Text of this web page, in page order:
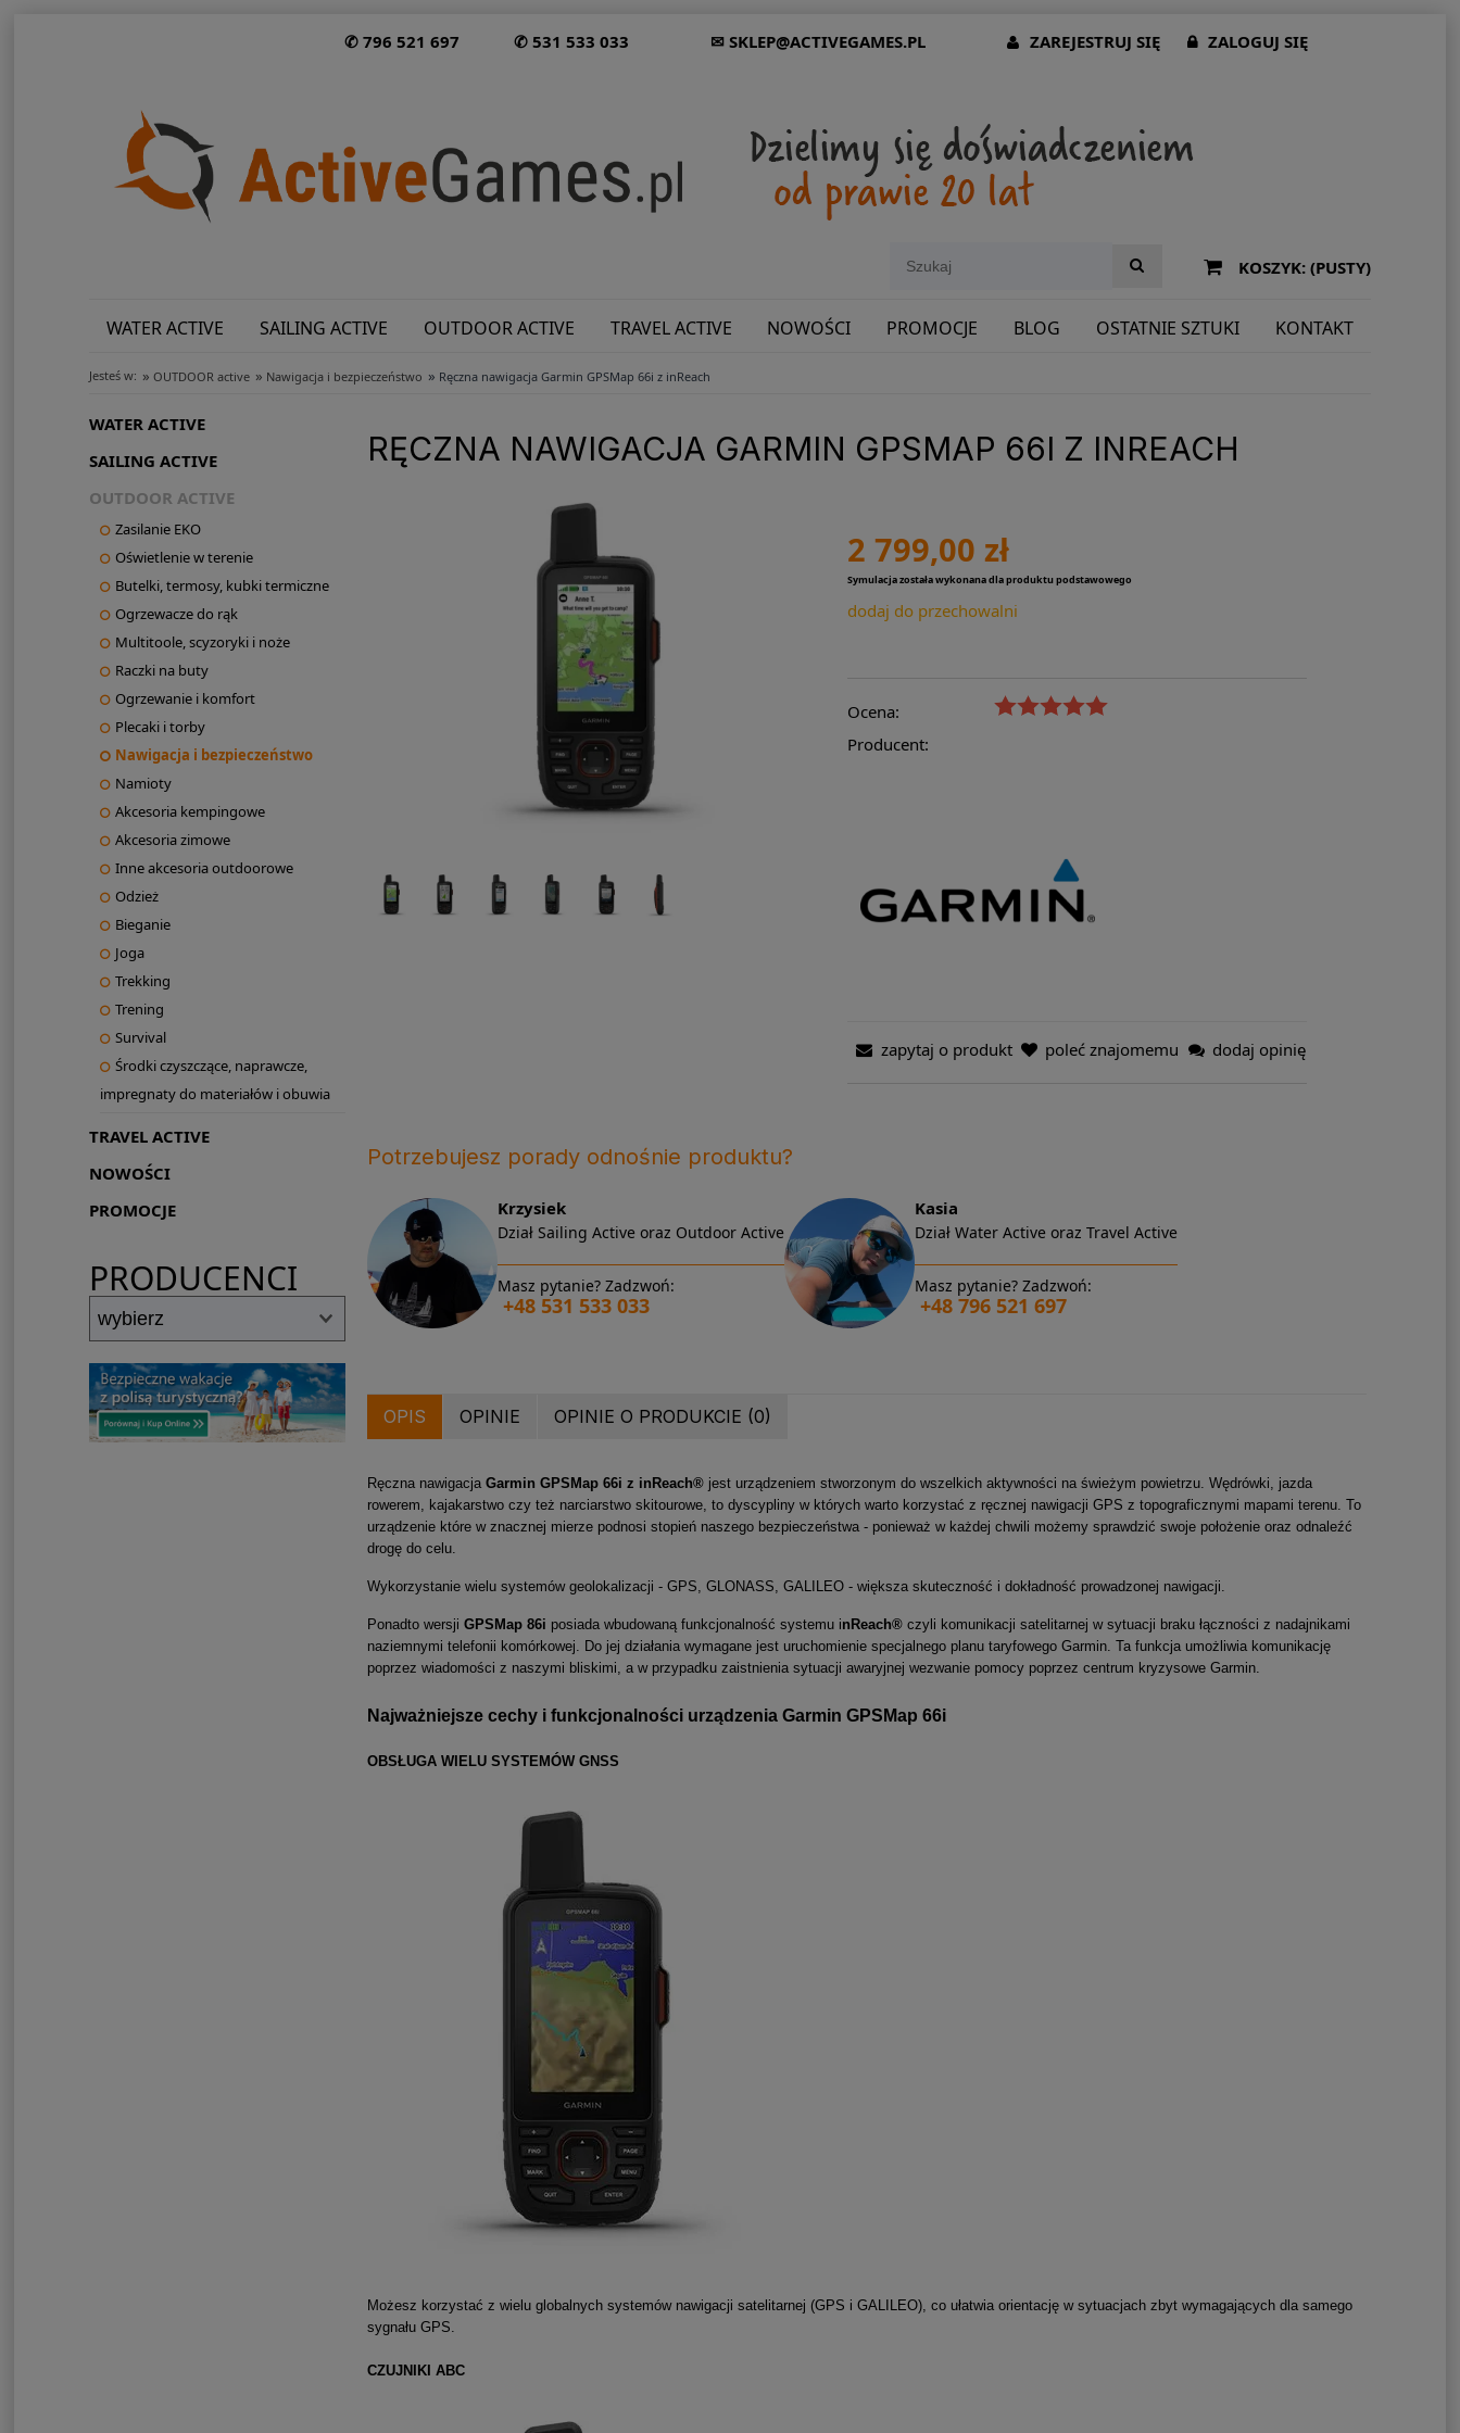
✆ 796 521 697 ✆ 531 533 033 ✉ SKLEP@ACTIVEGAMES.PL ZAREJESTRUJ SIĘ ZALOGUJ SIĘ
KOSZYK: (PUSTY)
WATER ACTIVE SAILING ACTIVE OUTDOOR ACTIVE TRAVEL ACTIVE NOWOŚCI PROMOCJE BLOG OSTATNIE SZTUKI KONTAKT
SHOWROOM: ODWIEDŹ NAS NA ŚLĄSKU!
Jesteś w: » OUTDOOR active » Nawigacja i bezpieczeństwo » Ręczna nawigacja Garmin GPSMap 66i z inReach
WATER ACTIVE
SAILING ACTIVE
OUTDOOR ACTIVE
Zasilanie EKO
Oświetlenie w terenie
Butelki, termosy, kubki termiczne
Ogrzewacze do rąk
Multitoole, scyzoryki i noże
Raczki na buty
Ogrzewanie i komfort
Plecaki i torby
Nawigacja i bezpieczeństwo
Namioty
Akcesoria kempingowe
Akcesoria zimowe
Inne akcesoria outdoorowe
Odzież
Bieganie
Joga
Trekking
Trening
Survival
Środki czyszczące, naprawcze,
impregnaty do materiałów i obuwia
TRAVEL ACTIVE
NOWOŚCI
PROMOCJE
PRODUCENCI
RĘCZNA NAWIGACJA GARMIN GPSMAP 66I Z INREACH
2 799,00 zł
Symulacja została wykonana dla produktu podstawowego
dodaj do przechowalni
Ocena:
Producent:
zapytaj o produkt poleć znajomemu dodaj opinię
Potrzebujesz porady odnośnie produktu?
Krzysiek
Dział Sailing Active oraz Outdoor Active
Masz pytanie? Zadzwoń:
+48 531 533 033
Kasia
Dział Water Active oraz Travel Active
Masz pytanie? Zadzwoń:
+48 796 521 697
OPIS OPINIE OPINIE O PRODUKCIE (0)
Ręczna nawigacja Garmin GPSMap 66i z inReach®jest urządzeniem stworzonym do wszelkich aktywności na świeżym powietrzu. Wędrówki, jazda
rowerem, kajakarstwo czy też narciarstwo skitourowe, to dyscypliny w których warto korzystać z ręcznej nawigacji GPS z topograficznymi mapami terenu. To
urządzenie które w znacznej mierze podnosi stopień naszego bezpieczeństwa - ponieważ w każdej chwili możemy sprawdzić swoje położenie oraz odnaleźć
drogę do celu.
Wykorzystanie wielu systemów geolokalizacji - GPS, GLONASS, GALILEO - większa skuteczność i dokładność prowadzonej nawigacji.
Ponadto wersji GPSMap 86i posiada wbudowaną funkcjonalność systemu inReach®czyli komunikacji satelitarnej w sytuacji braku łączności z nadajnikami
naziemnymi telefonii komórkowej. Do jej działania wymagane jest uruchomienie specjalnego planu taryfowego Garmin. Ta funkcja umożliwia komunikację
poprzez wiadomości z naszymi bliskimi, a w przypadku zaistnienia sytuacji awaryjnej wezwanie pomocy poprzez centrum kryzysowe Garmin.
Najważniejsze cechy i funkcjonalności urządzenia Garmin GPSMap 66i
OBSŁUGA WIELU SYSTEMÓW GNSS
Możesz korzystać z wielu globalnych systemów nawigacji satelitarnej (GPS i GALILEO), co ułatwia orientację w sytuacjach zbyt wymagających dla samego
sygnału GPS.
CZUJNIKI ABC